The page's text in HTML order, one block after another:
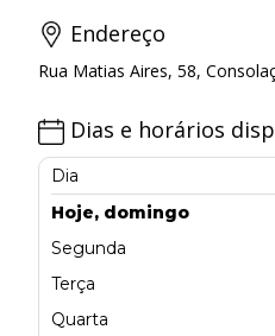
Endereço
Rua Matias Aires, 58,
Dias e horários
Dia
Hoje, domingo
Segunda
Terça
Quarta